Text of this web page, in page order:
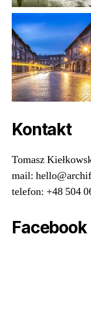
Kontakt
Tomasz
mail:
telefon: +48 504
Facebook